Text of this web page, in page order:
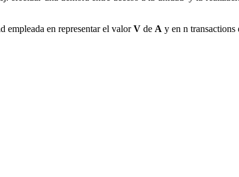
empleada en representar el valorV de A y en n transactions